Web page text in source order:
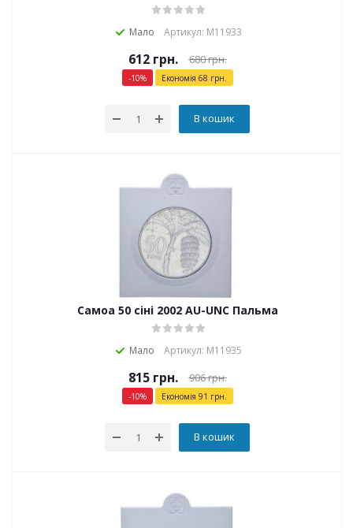
Мало Артикул: М11933
612грн. 680грн.
-10% Економія 68 грн.
В кошик
Самоа 50 сіні 2002 AU-UNC Пальма
Мало Артикул: М11935
815грн. 906грн.
-10% Економія 91 грн.
В кошик